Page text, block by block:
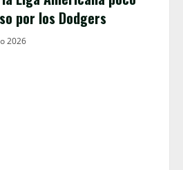
por los Dodgers
2026